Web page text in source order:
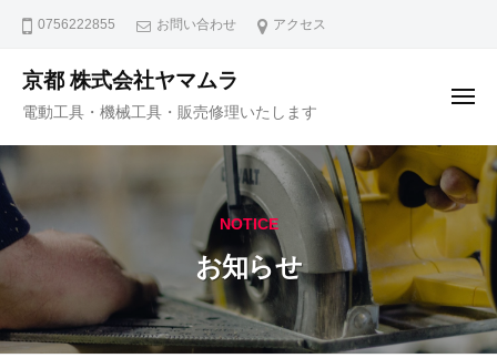
へ
ス
ッ
プ
0756222855 お問い合わせ アクセス
京都 株式会社ヤマムラ
電動工具・機械工具・販売修理いたします
メ
ー
NOTICE
お知らせ